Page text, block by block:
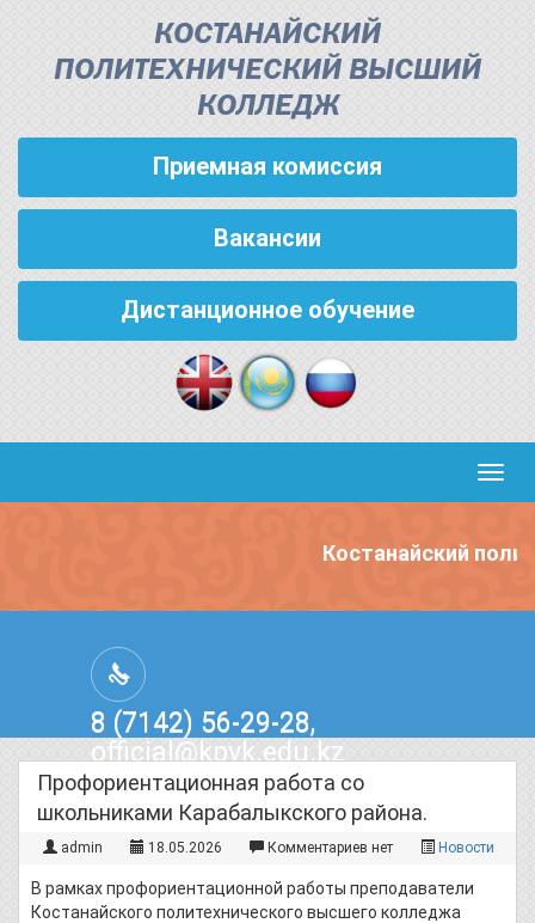
КОСТАНАЙСКИЙ
ПОЛИТЕХНИЧЕСКИЙ ВЫСШИЙ
КОЛЛЕДЖ
Приемная комиссия
Вакансии
Дистанционное обучение
Костанайский
8 (7142) 56-29-28,
official@kpvk.edu.kz
г.Костанай, Проспект Кобыланды
Батыра, 3
Профориентационная работа со
школьниками Карабалыкского района.
admin 18.05.2026 Комментариев нет Новости
В рамках профориентационной работы преподаватели
Костанайского политехнического высшего колледжа